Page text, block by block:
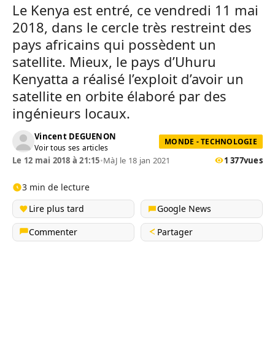
Le Kenya est entré, ce vendredi 11 mai
2018, dans le cercle très restreint des
pays africains qui possèdent un
satellite. Mieux, le pays d’Uhuru
Kenyatta a réalisé l’exploit d’avoir un
satellite en orbite élaboré par des
ingénieurs locaux.
Vincent DEGUENON
Voir tous ses articles
MONDE - TECHNOLOGIE
Le 12 mai 2018 à 21:15•MàJ le 18 jan 2021 1 377vues
3 min de lecture
Lire plus tard
Google News
Commenter
Partager